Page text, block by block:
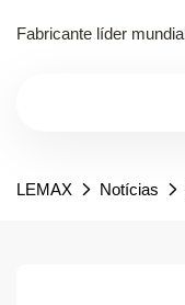
Fabricante líder
LEMAX Notícias